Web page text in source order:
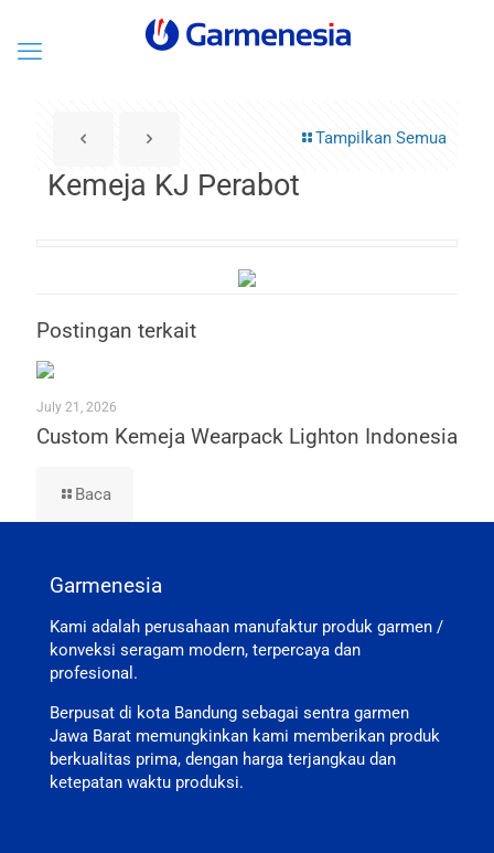
Tampilkan Semua
Kemeja KJ Perabot
Postingan terkait
July 21, 2026
Custom Kemeja Wearpack Lighton Indonesia
Baca
Garmenesia
Kami adalah perusahaan manufaktur produk garmen /
konveksi seragam modern, terpercaya dan
profesional.
Berpusat di kota Bandung sebagai sentra garmen
Jawa Barat memungkinkan kami memberikan produk
berkualitas prima, dengan harga terjangkau dan
ketepatan waktu produksi.